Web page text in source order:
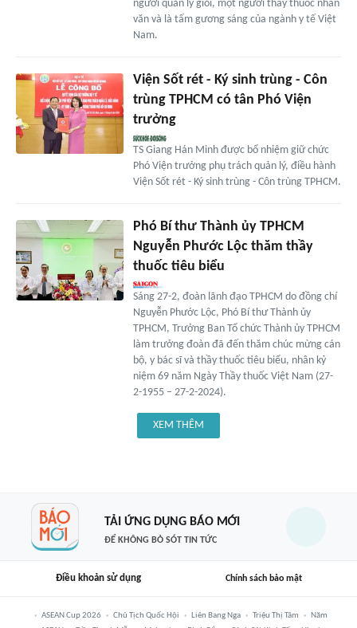
người quản lý giỏi, một người thầy thuốc nhân
văn và là tấm gương sáng của ngành y tế Việt
Nam.
Viện Sốt rét - Ký sinh trùng - Côn
trùng TPHCM có tân Phó Viện
trưởng
TS Giang Hán Minh được bổ nhiệm giữ chức
Phó Viện trưởng phụ trách quản lý, điều hành
Viện Sốt rét - Ký sinh trùng - Côn trùng TPHCM.
Phó Bí thư Thành ủy TPHCM
Nguyễn Phước Lộc thăm thầy
thuốc tiêu biểu
Sáng 27-2, đoàn lãnh đạo TPHCM do đồng chí
Nguyễn Phước Lộc, Phó Bí thư Thành ủy
TPHCM, Trưởng Ban Tổ chức Thành ủy TPHCM
làm trưởng đoàn đã đến thăm chúc mừng cán
bộ, y bác sĩ và thầy thuốc tiêu biểu, nhân kỷ
niệm 69 năm Ngày Thầy thuốc Việt Nam (27-
2-1955 – 27-2-2024).
XEM THÊM
TẢI ỨNG DỤNG BÁO MỚI
ĐỂ KHÔNG BỎ SÓT TIN TỨC
Điều khoản sử dụng Chính sách bảo mật
ASEAN Cup 2026 Chủ Tịch Quốc Hội Liên Bang Nga Triệu Thị Tâm
Năm